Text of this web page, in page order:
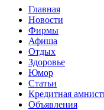
Главная
Новости
Фирмы
Афиша
Отдых
Здоровье
Юмор
Статьи
Кредитная
Объявления